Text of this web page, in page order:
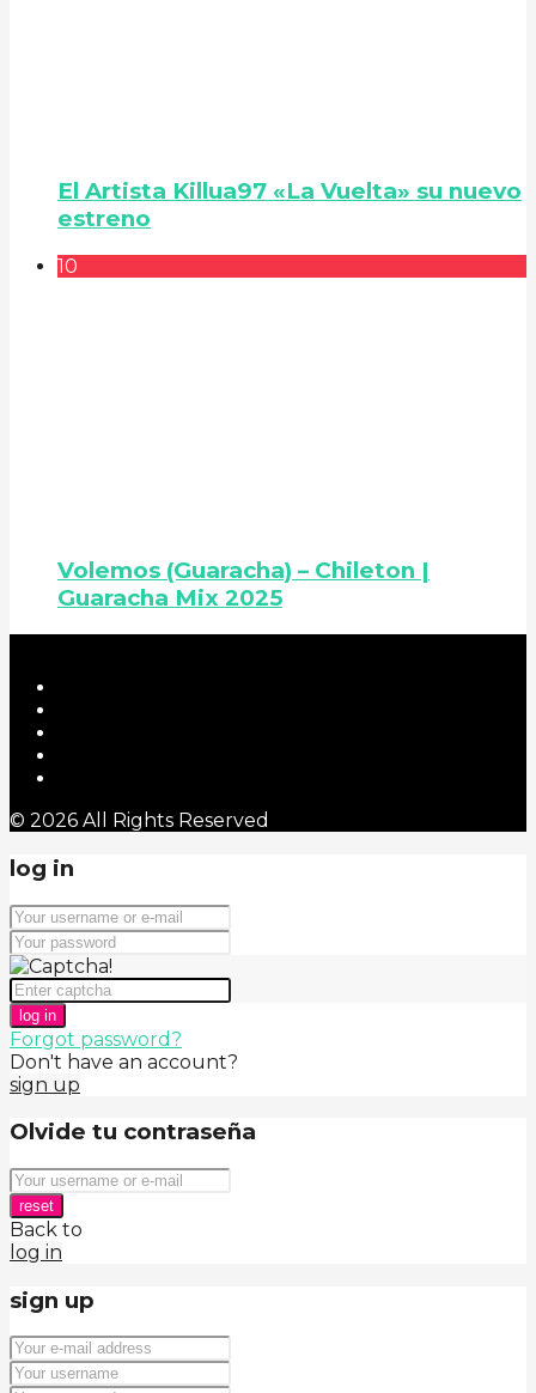
El Artista Killua97 «La Vuelta» su nuevo
estreno
10
Volemos (Guaracha) – Chileton |
Guaracha Mix 2025
© 2026 All Rights Reserved
log in
log in
Forgot password?
Don't have an account?
sign up
Olvide tu contraseña
reset
Back to
log in
sign up